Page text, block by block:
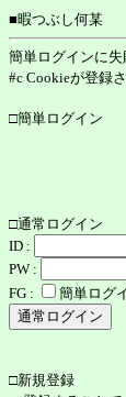
■暇つぶし何某
簡単ログインに失
#c Cookieが登録
□簡単ログイン
□通常ログイン
ID :
PW :
FG :
簡単ログ
□新規登録